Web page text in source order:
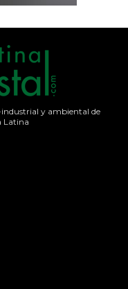
y ambiental de
Latina